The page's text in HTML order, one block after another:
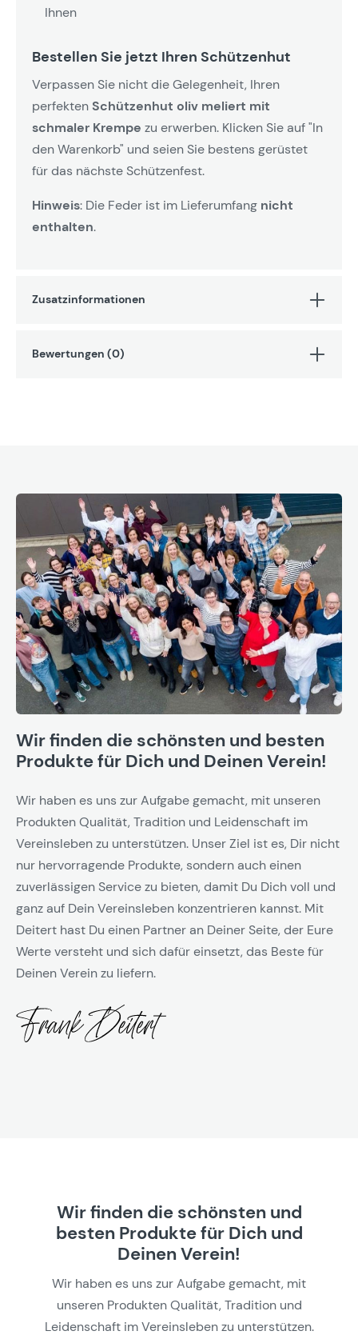
Ihnen
Bestellen Sie jetzt Ihren Schützenhut
Verpassen Sie nicht die Gelegenheit, Ihren
perfekten Schützenhut oliv meliert mit
schmaler Krempe zu erwerben. Klicken Sie auf "In
den Warenkorb" und seien Sie bestens gerüstet
für das nächste Schützenfest.
Hinweis: Die Feder ist im Lieferumfang nicht
enthalten.
Zusatzinformationen
Bewertungen (0)
Wir finden die schönsten und besten
Produkte für Dich und Deinen Verein!
Wir haben es uns zur Aufgabe gemacht, mit unseren
Produkten Qualität, Tradition und Leidenschaft im
Vereinsleben zu unterstützen. Unser Ziel ist es, Dir nicht
nur hervorragende Produkte, sondern auch einen
zuverlässigen Service zu bieten, damit Du Dich voll und
ganz auf Dein Vereinsleben konzentrieren kannst. Mit
Deitert hast Du einen Partner an Deiner Seite, der Eure
Werte versteht und sich dafür einsetzt, das Beste für
Deinen Verein zu liefern.
Wir finden die schönsten und
besten Produkte für Dich und
Deinen Verein!
Wir haben es uns zur Aufgabe gemacht, mit
unseren Produkten Qualität, Tradition und
Leidenschaft im Vereinsleben zu unterstützen.